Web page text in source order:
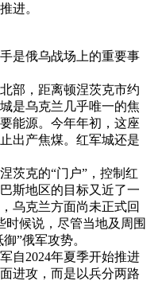
进。
俄乌战场上的重要事
，距离顿涅茨克市约
是乌克兰几乎唯一的焦
能源。今年年初，这座
出产焦煤。红军城还是
克的“门户”，控制红
斯地区的目标又近了一
乌克兰方面尚未正式回
时候说，尽管当地及周围
”俄军攻势。
2024年夏季开始推进
进攻，而是以兵分两路